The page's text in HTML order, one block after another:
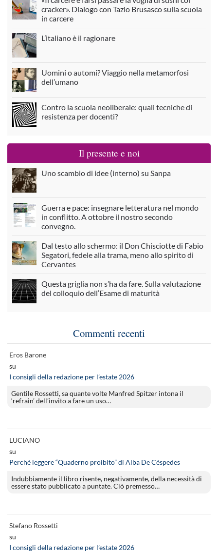
cracker». Dialogo con Tazio Brusasco sulla scuola
in carcere
L’italiano è il ragionare
Uomini o automi? Viaggio nella metamorfosi
dell’umano
Contro la scuola neoliberale: quali tecniche di
resistenza per docenti?
Il presente e noi
Uno scambio di idee (interno) su Sanpa
Guerra e pace: insegnare letteratura nel mondo
in conflitto. A ottobre il nostro secondo
convegno.
Dal testo allo schermo: il Don Chisciotte di Fabio
Segatori, fedele alla trama, meno allo spirito di
Cervantes
Questa griglia non s’ha da fare. Sulla valutazione
del colloquio dell’Esame di maturità
Commenti recenti
Eros Barone
su
I consigli della redazione per l’estate 2026
Gentile Rossetti, sa quante volte Manfred Spitzer intona il
‘refrain’ dell’invito a fare un uso…
LUCIANO
su
Perché leggere “Quaderno proibito” di Alba De Céspedes
Indubbiamente il libro risente, negativamente, della necessità di
essere stato pubblicato a puntate. Ciò premesso…
Stefano Rossetti
su
I consigli della redazione per l’estate 2026